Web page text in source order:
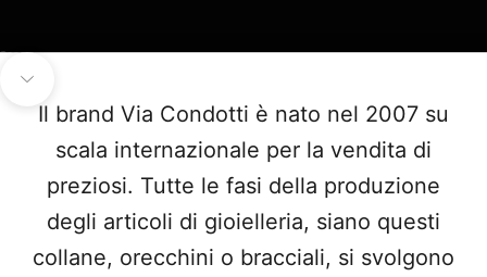
Il brand Via Condotti è nato nel 2007 su
scala internazionale per la vendita di
preziosi. Tutte le fasi della produzione
degli articoli di gioielleria, siano questi
collane, orecchini o bracciali, si svolgono